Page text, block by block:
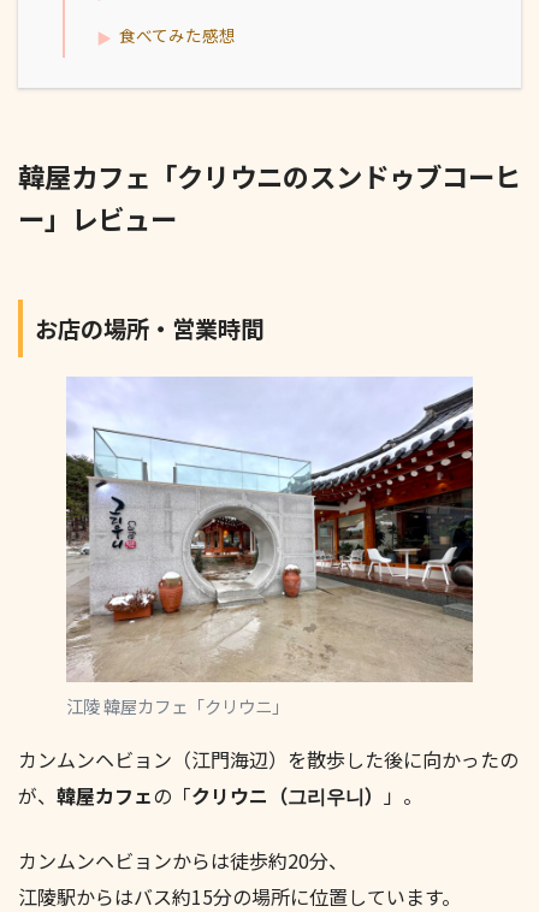
食べてみた感想
韓屋カフェ「クリウニのスンドゥブコーヒ
ー」レビュー
お店の場所・営業時間
江陵 韓屋カフェ「クリウニ」
カンムンヘビョン（江門海辺）を散歩した後に向かったの
が、 韓屋カフェの「クリウニ（그리우니） 」。
カンムンヘビョンからは徒歩約20分、
江陵駅からはバス約15分の場所に位置しています。